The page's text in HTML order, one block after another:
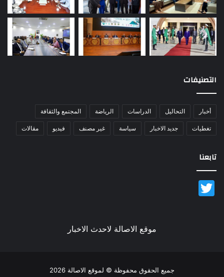
التصنيفات
أخبار التحاليل الدراسات الرياضة المجتمع والثقافة
تغطيات جديد الاخبار سياسة غير مصنف فيديو مقالات
تابعنا
موقع الاصالة لاحدث الاخبار
جميع الحقوق محفوظة © لموقع الاصالة 2026